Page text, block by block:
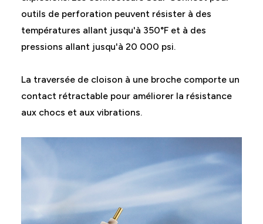
outils de perforation peuvent résister à des
températures allant jusqu'à 350°F et à des
pressions allant jusqu'à 20 000 psi.
La traversée de cloison à une broche comporte un
contact rétractable pour améliorer la résistance
aux chocs et aux vibrations.